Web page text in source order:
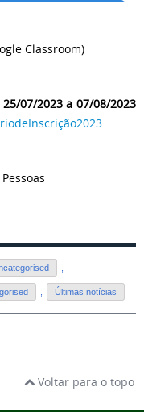
Classroom)
25/07/2023 a 07/08/2023
Últimas notícias
Voltar para o topo